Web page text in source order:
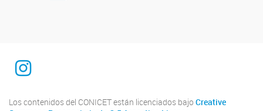
Instagram
Los contenidos del CONICET están licenciados bajo Creative